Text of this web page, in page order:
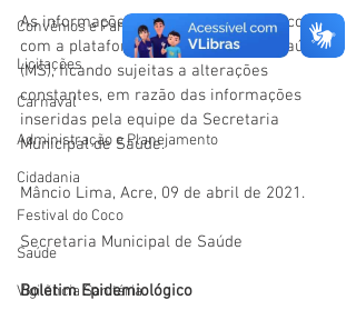
Convênios e Parcerias
Licitações
Carnaval
Administração e Planejamento
Cidadania
Festival do Coco
Saúde
Vigilãncia Sanitária
As informações são atualizadas de acordo
com a plataforma do Ministério da Saúde
(MS), ficando sujeitas a alterações
constantes, em razão das informações
inseridas pela equipe da Secretaria
Municipal de Saúde.
Mâncio Lima, Acre, 09 de abril de 2021.
Secretaria Municipal de Saúde
Boletim Epidemiológico